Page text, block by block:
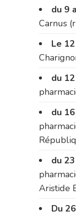
du 9
Carnus
Le
du
du
du
Aristide
Du